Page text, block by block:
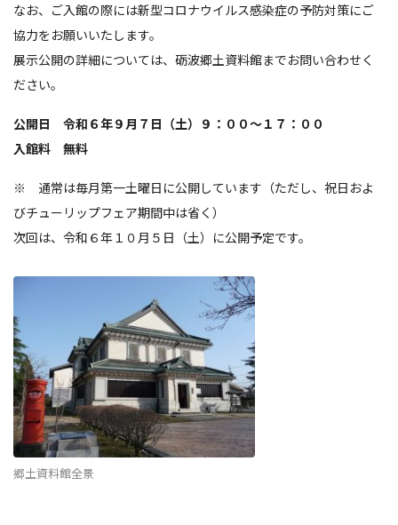
なお、ご入館の際には新型コロナウイルス感染症の予防対策にご
協力をお願いいたします。
展示公開の詳細については、砺波郷土資料館までお問い合わせく
ださい。
公開日 令和６年９月７日（土）９：００～１７：００
入館料 無料
※ 通常は毎月第一土曜日に公開しています（ただし、祝日およ
びチューリップフェア期間中は省く）
次回は、令和６年１０月５日（土）に公開予定です。
郷土資料館全景